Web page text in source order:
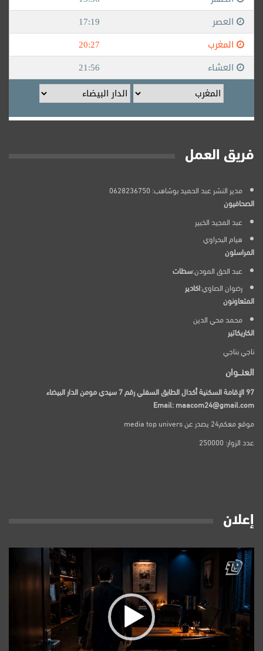
فريق العمل
مدير النشر عبد الحميد بوشاهب: 0628236750
الصحافيون
عبد المجيد الخبير
هيام البحراوي
المراسلون
عبد الحق المودن:سطات
رضوان الصاوي:اكادير
المتعاونون
محمد محي الدين
الكاريكاتير
ناجي بناجي
العنـــوان
97 الإقامة السكنية أكدال الطابق السفلي رقم 7 سيدي مومن الدار البيضاء
Email: maacom24@gmail.com
موقع معكم24 يصدر عن media top univers
عدد الزوار: 250000
إعلان
مشغل
الفيديو